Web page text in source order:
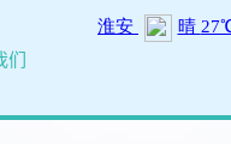
们